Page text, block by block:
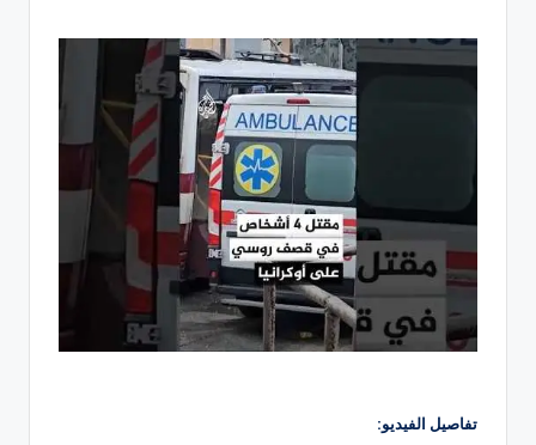
تفاصيل الفيديو: